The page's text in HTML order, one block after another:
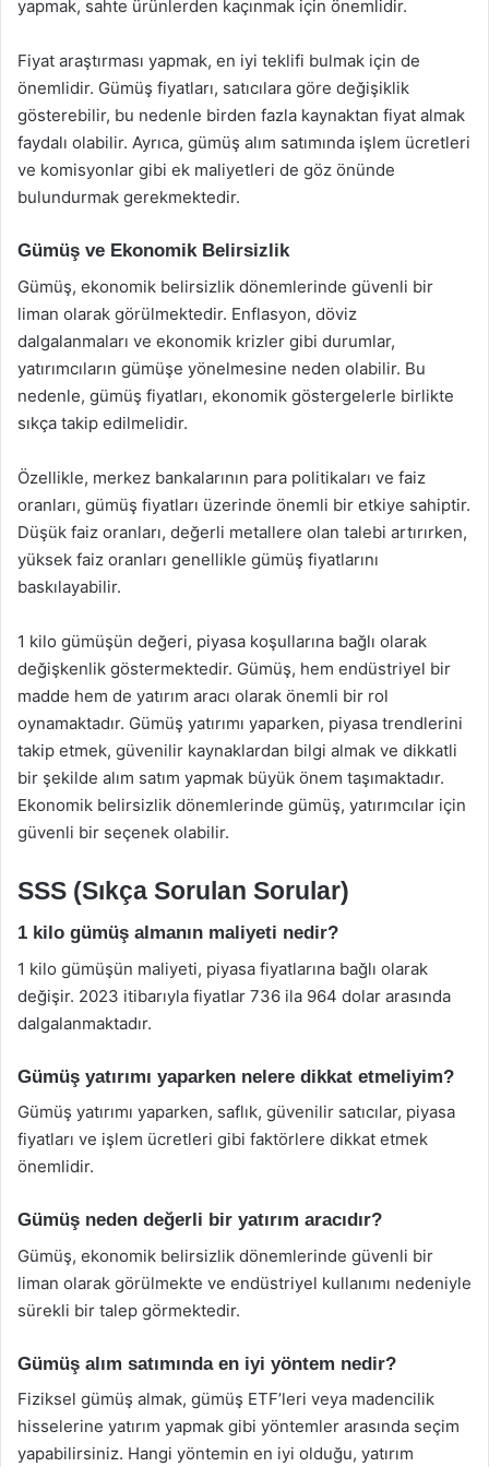
yapmak, sahte ürünlerden kaçınmak için önemlidir.
Fiyat araştırması yapmak, en iyi teklifi bulmak için de
önemlidir. Gümüş fiyatları, satıcılara göre değişiklik
gösterebilir, bu nedenle birden fazla kaynaktan fiyat almak
faydalı olabilir. Ayrıca, gümüş alım satımında işlem ücretleri
ve komisyonlar gibi ek maliyetleri de göz önünde
bulundurmak gerekmektedir.
Gümüş ve Ekonomik Belirsizlik
Gümüş, ekonomik belirsizlik dönemlerinde güvenli bir
liman olarak görülmektedir. Enflasyon, döviz
dalgalanmaları ve ekonomik krizler gibi durumlar,
yatırımcıların gümüşe yönelmesine neden olabilir. Bu
nedenle, gümüş fiyatları, ekonomik göstergelerle birlikte
sıkça takip edilmelidir.
Özellikle, merkez bankalarının para politikaları ve faiz
oranları, gümüş fiyatları üzerinde önemli bir etkiye sahiptir.
Düşük faiz oranları, değerli metallere olan talebi artırırken,
yüksek faiz oranları genellikle gümüş fiyatlarını
baskılayabilir.
1 kilo gümüşün değeri, piyasa koşullarına bağlı olarak
değişkenlik göstermektedir. Gümüş, hem endüstriyel bir
madde hem de yatırım aracı olarak önemli bir rol
oynamaktadır. Gümüş yatırımı yaparken, piyasa trendlerini
takip etmek, güvenilir kaynaklardan bilgi almak ve dikkatli
bir şekilde alım satım yapmak büyük önem taşımaktadır.
Ekonomik belirsizlik dönemlerinde gümüş, yatırımcılar için
güvenli bir seçenek olabilir.
SSS (Sıkça Sorulan Sorular)
1 kilo gümüş almanın maliyeti nedir?
1 kilo gümüşün maliyeti, piyasa fiyatlarına bağlı olarak
değişir. 2023 itibarıyla fiyatlar 736 ila 964 dolar arasında
dalgalanmaktadır.
Gümüş yatırımı yaparken nelere dikkat etmeliyim?
Gümüş yatırımı yaparken, saflık, güvenilir satıcılar, piyasa
fiyatları ve işlem ücretleri gibi faktörlere dikkat etmek
önemlidir.
Gümüş neden değerli bir yatırım aracıdır?
Gümüş, ekonomik belirsizlik dönemlerinde güvenli bir
liman olarak görülmekte ve endüstriyel kullanımı nedeniyle
sürekli bir talep görmektedir.
Gümüş alım satımında en iyi yöntem nedir?
Fiziksel gümüş almak, gümüş ETF’leri veya madencilik
hisselerine yatırım yapmak gibi yöntemler arasında seçim
yapabilirsiniz. Hangi yöntemin en iyi olduğu, yatırım